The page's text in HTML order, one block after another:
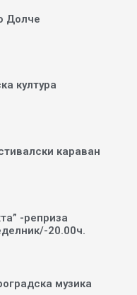
Долче
култура
караван
-реприза
20.00ч.
музика